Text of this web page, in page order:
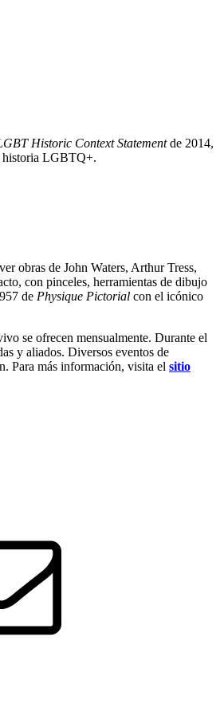
Historic Context Statementde 2014,
historia LGBTQ+.
obras de John Waters, Arthur Tress,
con pinceles, herramientas de dibujo
de Physique Pictorial con el icónico
se ofrecen mensualmente. Durante el
y aliados. Diversos eventos de
Para más información, visita el sitio